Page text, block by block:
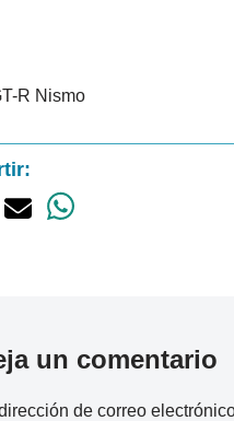
R Nismo
un comentario
de correo